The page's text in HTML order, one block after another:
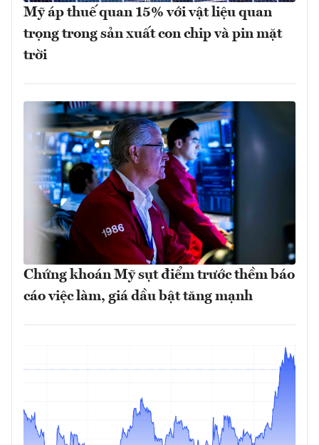
Mỹ áp thuế quan 15% với vật liệu quan
trọng trong sản xuất con chip và pin mặt
trời
Chứng khoán Mỹ sụt điểm trước thềm báo
cáo việc làm, giá dầu bật tăng mạnh